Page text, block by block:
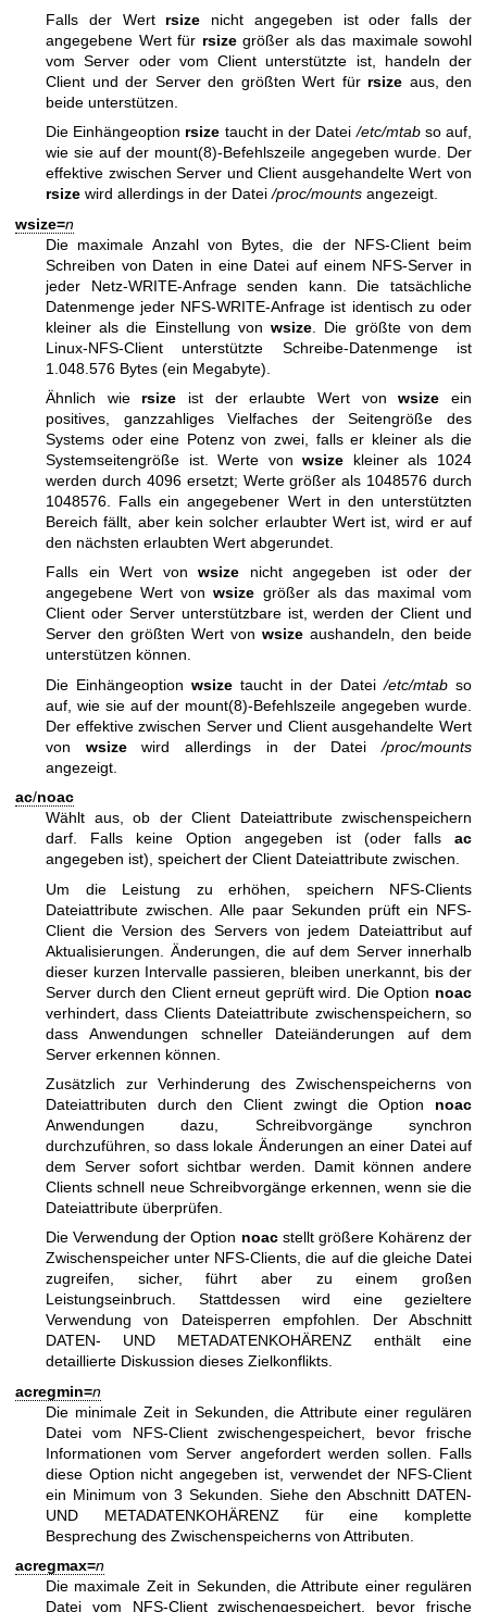
Falls der Wert rsize nicht angegeben ist oder falls der
angegebene Wert für rsizegrößer als das maximale sowohl
vom Server oder vom Client unterstützte ist, handeln der
Client und der Server den größten Wert für rsize aus, den
beide unterstützen.
Die Einhängeoption rsize taucht in der Datei/etc/mtabso auf,
wie sie auf der mount(8)-Befehlszeile angegeben wurde. Der
effektive zwischen Server und Client ausgehandelte Wert von
rsize wird allerdings in der Datei/proc/mounts angezeigt.
wsize=n
Die maximale Anzahl von Bytes, die der NFS-Client beim
Schreiben von Daten in eine Datei auf einem NFS-Server in
jeder Netz-WRITE-Anfrage senden kann. Die tatsächliche
Datenmenge jeder NFS-WRITE-Anfrage ist identisch zu oder
kleiner als die Einstellung vonwsize . Die größte von dem
Linux-NFS-Client unterstützte Schreibe-Datenmenge ist
1.048.576 Bytes (ein Megabyte).
Ähnlich wie rsize ist der erlaubte Wert vonwsize ein
positives, ganzzahliges Vielfaches der Seitengröße des
Systems oder eine Potenz von zwei, falls er kleiner als die
Systemseitengröße ist. Werte vonwsize kleiner als 1024
werden durch 4096 ersetzt; Werte größer als 1048576 durch
1048576. Falls ein angegebener Wert in den unterstützten
Bereich fällt, aber kein solcher erlaubter Wert ist, wird er auf
den nächsten erlaubten Wert abgerundet.
Falls ein Wert vonwsize nicht angegeben ist oder der
angegebene Wert vonwsize größer als das maximal vom
Client oder Server unterstützbare ist, werden der Client und
Server den größten Wert von wsize aushandeln, den beide
unterstützen können.
Die Einhängeoption wsize taucht in der Datei/etc/mtab so
auf, wie sie auf der mount(8)-Befehlszeile angegeben wurde.
Der effektive zwischen Server und Client ausgehandelte Wert
von wsizewird allerdings in der Datei/proc/mounts
angezeigt.
ac/noac
Wählt aus, ob der Client Dateiattribute zwischenspeichern
darf. Falls keine Option angegeben ist (oder falls ac
angegeben ist), speichert der Client Dateiattribute zwischen.
Um die Leistung zu erhöhen, speichern NFS-Clients
Dateiattribute zwischen. Alle paar Sekunden prüft ein NFS-
Client die Version des Servers von jedem Dateiattribut auf
Aktualisierungen. Änderungen, die auf dem Server innerhalb
dieser kurzen Intervalle passieren, bleiben unerkannt, bis der
Server durch den Client erneut geprüft wird. Die Option noac
verhindert, dass Clients Dateiattribute zwischenspeichern, so
dass Anwendungen schneller Dateiänderungen auf dem
Server erkennen können.
Zusätzlich zur Verhinderung des Zwischenspeicherns von
Dateiattributen durch den Client zwingt die Option noac
Anwendungen dazu, Schreibvorgänge synchron
durchzuführen, so dass lokale Änderungen an einer Datei auf
dem Server sofort sichtbar werden. Damit können andere
Clients schnell neue Schreibvorgänge erkennen, wenn sie die
Dateiattribute überprüfen.
Die Verwendung der Option noacstellt größere Kohärenz der
Zwischenspeicher unter NFS-Clients, die auf die gleiche Datei
zugreifen, sicher, führt aber zu einem großen
Leistungseinbruch. Stattdessen wird eine gezieltere
Verwendung von Dateisperren empfohlen. Der Abschnitt
DATEN- UND METADATENKOHÄRENZ enthält eine
detaillierte Diskussion dieses Zielkonflikts.
acregmin=n
Die minimale Zeit in Sekunden, die Attribute einer regulären
Datei vom NFS-Client zwischengespeichert, bevor frische
Informationen vom Server angefordert werden sollen. Falls
diese Option nicht angegeben ist, verwendet der NFS-Client
ein Minimum von 3 Sekunden. Siehe den Abschnitt DATEN-
UND METADATENKOHÄRENZ für eine komplette
Besprechung des Zwischenspeicherns von Attributen.
acregmax=n
Die maximale Zeit in Sekunden, die Attribute einer regulären
Datei vom NFS-Client zwischengespeichert, bevor frische